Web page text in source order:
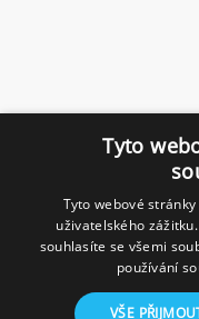
Tyto
Tyto webové
uživatelského
souhlasíte se všemi
používání
VŠE